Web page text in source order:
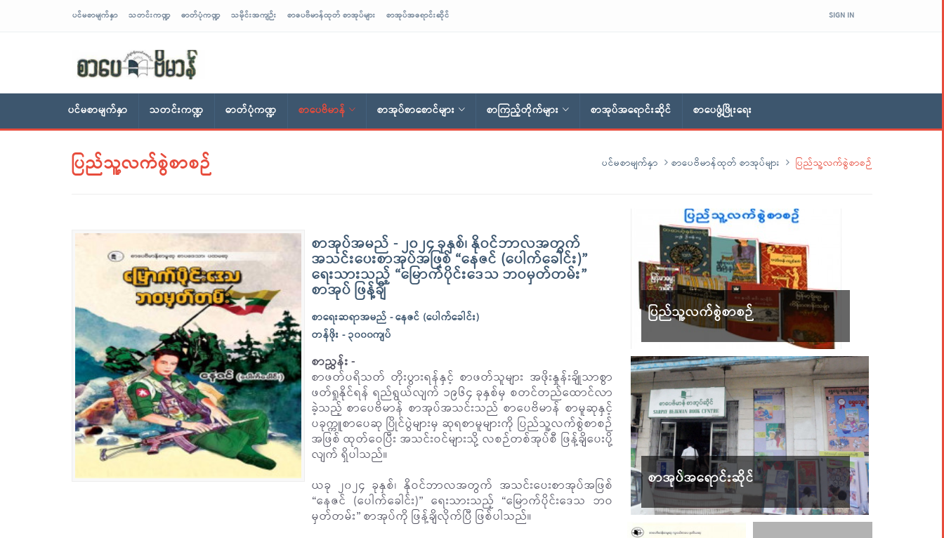
ပင်မစာမျက်နှာ သတင်းကဏ္ဍ ဓာတ်ပုံကဏ္ဍ သမိုင်းအကျဉ်း စာပေဗိမာန်ထုတ် စာအုပ်များ စာအုပ်အရောင်းဆိုင် SIGN IN
ပင်မစာမျက်နှာ သတင်းကဏ္ဍ ဓာတ်ပုံကဏ္ဍ စာပေဗိမာန် စာအုပ်စာစောင်များ စာကြည့်တိုက်များ စာအုပ်အရောင်းဆိုင် စာပေဖွံ့ဖြိုးရေး
ပြည်သူ့လက်စွဲစာစဉ် ပင်မစာမျက်နှာ စာပေဗိမာန်ထုတ် စာအုပ်များ ပြည်သူ့လက်စွဲစာစဉ်
စာအုပ်အမည် - ၂၀၂၄ ခုနှစ်၊ နိုဝင်ဘာလအတွက်
အသင်းပေးစာအုပ်အဖြစ် “နေဇင် (ပေါက်ခေါင်း)”
ရေးသားသည့် “မြောက်ပိုင်းဒေသ ဘဝမှတ်တမ်း”
စာအုပ် ဖြန့်ချိ
စာရေးဆရာအမည် - နေဇင် (ပေါက်ခေါင်း)
တန်ဖိုး - ၃၀၀၀ကျပ်
စာညွှန်း -
စာဖတ်ပရိသတ် တိုးပွားရန်နှင့် စာဖတ်သူများ အဖိုးနှုန်းချိုသာစွာ
ဖတ်ရှုနိုင်ရန် ရည်ရွယ်လျက် ၁၉၆၄ ခုနှစ်မှ စတင်တည်ထောင်လာ
ခဲ့သည့် စာပေဗိမာန် စာအုပ်အသင်းသည် စာပေဗိမာန် စာမူဆုနှင့်
ပခုက္ကူစာပေဆု ပြိုင်ပွဲများမှ ဆုရစာမူများကို ပြည်သူ့လက်စွဲစာစဉ်
အဖြစ် ထုတ်ဝေပြီး အသင်းဝင်များသို့ လစဉ်တစ်အုပ်စီ ဖြန့်ချိပေးပို့
လျက် ရှိပါသည်။
ယခု ၂၀၂၄ ခုနှစ်၊ နိုဝင်ဘာလအတွက် အသင်းပေးစာအုပ်အဖြစ်
“နေဇင် (ပေါက်ခေါင်း)” ရေးသားသည့် “မြောက်ပိုင်းဒေသ ဘဝ
မှတ်တမ်း” စာအုပ်ကို ဖြန့်ချိလိုက်ပြီ ဖြစ်ပါသည်။
ပြည်သူ့လက်စွဲစာစဉ်
စာအုပ်အရောင်းဆိုင်